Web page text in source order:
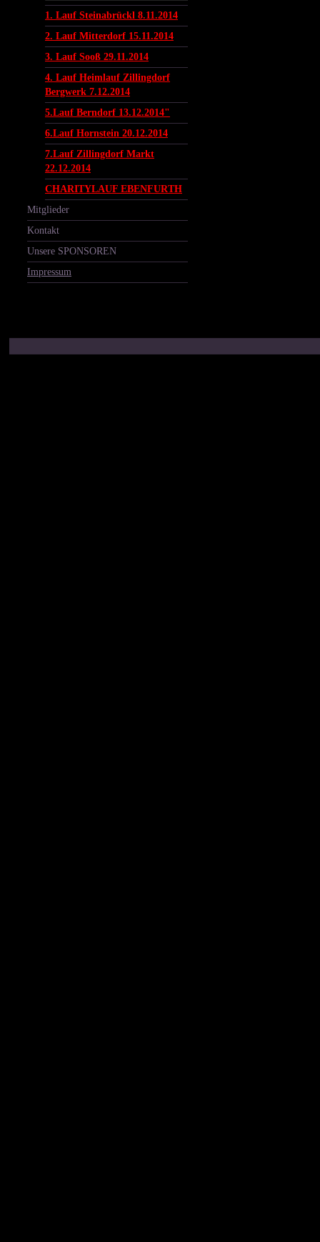
1. Lauf Steinabrückl 8.11.2014
2. Lauf Mitterdorf 15.11.2014
3. Lauf Sooß 29.11.2014
4. Lauf Heimlauf Zillingdorf
Bergwerk 7.12.2014
5.Lauf Berndorf 13.12.2014"
6.Lauf Hornstein 20.12.2014
7.Lauf Zillingdorf Markt
22.12.2014
CHARITYLAUF EBENFURTH
Mitglieder
Kontakt
Unsere SPONSOREN
Impressum